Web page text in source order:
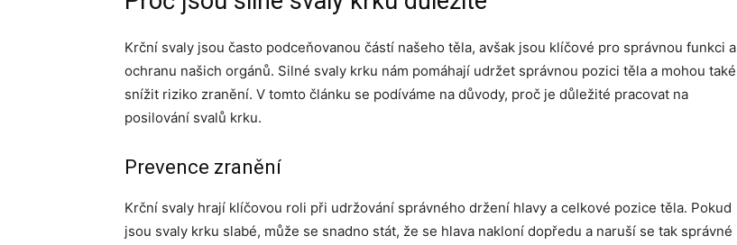
Krční svaly jsou často podceňovanou částí našeho těla, avšak jsou klíčové pro správnou funkci a
ochranu našich orgánů. Silné svaly krku nám pomáhají udržet správnou pozici těla a mohou také
snížit riziko zranění. V tomto článku se podíváme na důvody, proč je důležité pracovat na
posilování svalů krku.
Prevence zranění
Krční svaly hrají klíčovou roli při udržování správného držení hlavy a celkové pozice těla. Pokud
jsou svaly krku slabé, může se snadno stát, že se hlava nakloní dopředu a naruší se tak správné